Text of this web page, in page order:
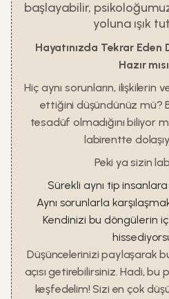
başlayabilir,
yoluna ışık
Hayatınızda Tekrar Eden
Hazır
Hiç aynı sorunların, ilişkilerin
ettiğini düşündünüz mü?
tesadüf olmadığını biliyor
labirentte
Peki ya sizin
Sürekli aynı tip
Aynı sorunlarla
Kendinizi bu döngülerin
Düşüncelerinizi paylaşarak
açısı getirebilirsiniz. Hadi,
keşfedelim! Sizi en çok